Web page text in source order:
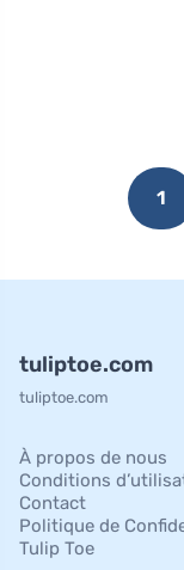
1
tuliptoe.com
tuliptoe.com
À propos de nous
Conditions
Contact
Politique de
Tulip Toe